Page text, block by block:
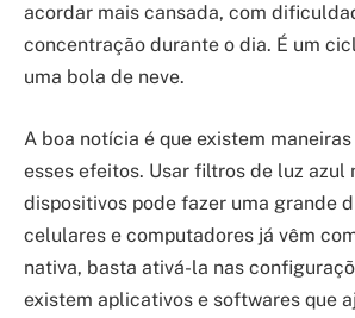
acordar mais cansada, com
concentração durante o dia. É um
uma bola de neve.
A boa notícia é que existem
esses efeitos. Usar filtros de luz azul
dispositivos pode fazer uma grande
celulares e computadores já vêm
nativa, basta ativá-la nas
existem aplicativos e softwares que